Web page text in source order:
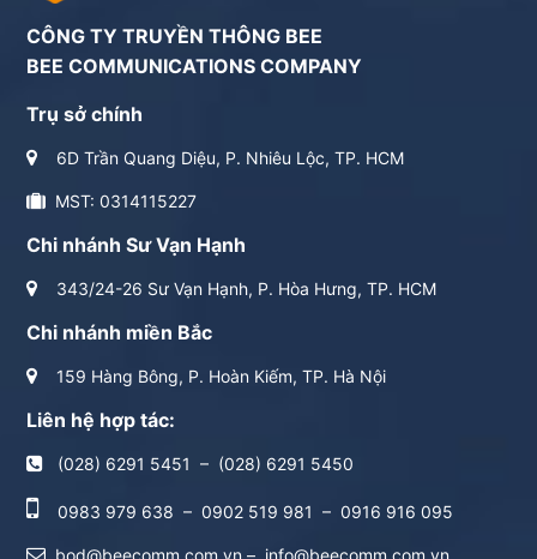
CÔNG TY TRUYỀN THÔNG BEE
BEE COMMUNICATIONS COMPANY
Trụ sở chính
6D Trần Quang Diệu, P. Nhiêu Lộc, TP. HCM
MST: 0314115227
Chi nhánh Sư Vạn Hạnh
343/24-26 Sư Vạn Hạnh, P. Hòa Hưng, TP. HCM
Chi nhánh miền Bắc
159 Hàng Bông, P. Hoàn Kiếm, TP. Hà Nội
Liên hệ hợp tác:
(028) 6291 5451 – (028) 6291 5450
0983 979 638 – 0902 519 981 – 0916 916 095